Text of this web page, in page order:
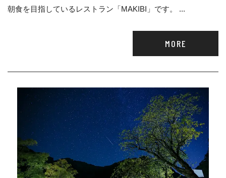
朝食を目指しているレストラン「MAKIBI」です。 ...
MORE